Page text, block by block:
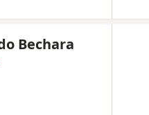
Bechara